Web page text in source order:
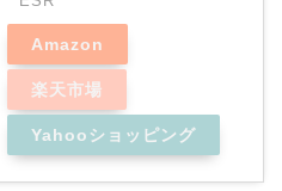
Amazon
楽天市場
Yahooショッピング